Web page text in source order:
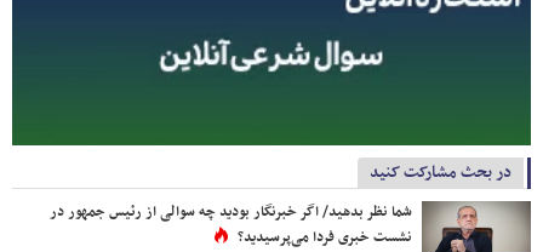
در بحث مشارکت کنید
شما نظر بدهید/ اگر خبرنگار بودید چه سوالی از رئیس جمهور در
نشست خبری فردا می‌پرسیدید؟